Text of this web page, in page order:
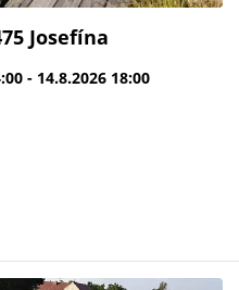
Josefína
- 14.8.2026 18:00